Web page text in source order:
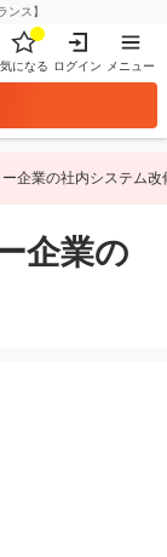
ンス】
気になる ログイン メニュー
ー企業の社内システム改
企業の